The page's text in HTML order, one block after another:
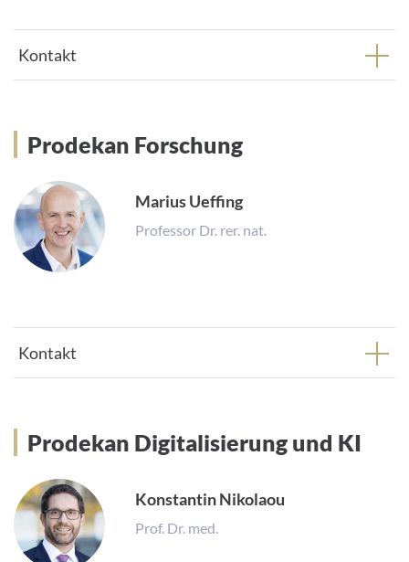
Kontakt
Prodekan Forschung
Prodekan Forschung
Marius Ueffing
Professor Dr. rer. nat.
Kontakt
Prodekan Digitalisierung und KI
Prodekan Digitalisierung und KI
Konstantin Nikolaou
Prof. Dr. med.